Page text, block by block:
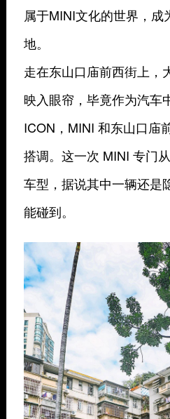
属于MINI文化的世界，
地。
走在东山口庙前西街上，
映入眼帘，毕竟作为汽车
ICON，MINI 和东山口庙
搭调。这一次 MINI 专门
车型，据说其中一辆还是
能碰到。